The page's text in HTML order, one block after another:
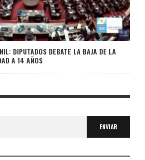
DIPUTADOS DEBATE LA BAJA DE LA
A 14 AÑOS